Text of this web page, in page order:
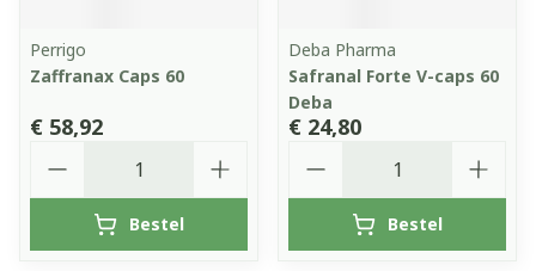
Perrigo
Zaffranax Caps 60
€ 58,92
Bestel
Deba Pharma
Safranal Forte V-caps 60
Deba
€ 24,80
Bestel